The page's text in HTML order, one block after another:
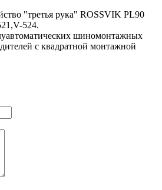
"третья рука" ROSSVIK PL90
524.
шиномонтажных
с квадратной монтажной